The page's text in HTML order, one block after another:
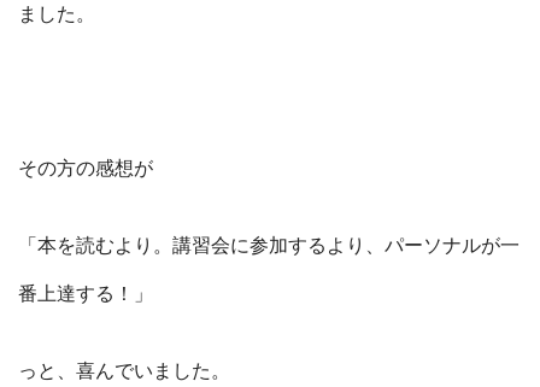
ました。
その方の感想が
「本を読むより。講習会に参加するより、パーソナルが一
番上達する！」
っと、喜んでいました。